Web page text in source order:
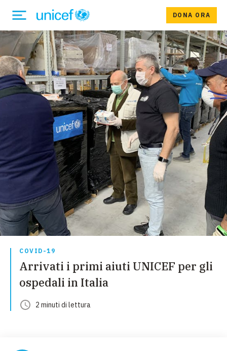
DONA ORA
COVID-19
Arrivati i primi aiuti UNICEF per gli
ospedali in Italia
2 minuti di lettura